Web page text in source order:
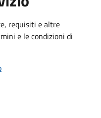
requisiti e altre
e le condizioni di